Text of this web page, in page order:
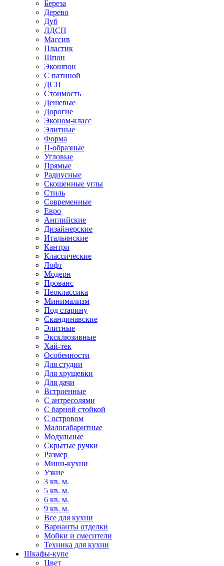
Береза
Дерево
Дуб
ЛДСП
Массив
Пластик
Шпон
Экошпон
С патиной
ДСП
Стоимость
Дешевые
Дорогие
Эконом-класс
Элитные
Форма
П-образные
Угловые
Прямые
Радиусные
Скошенные углы
Стиль
Современные
Евро
Английские
Дизайнерские
Итальянские
Кантри
Классические
Лофт
Модерн
Прованс
Неоклассика
Минимализм
Под старину
Скандинавские
Элитные
Эксклюзивные
Хай-тек
Особенности
Для студии
Для хрущевки
Для дачи
Встроенные
С антресолями
С барной стойкой
С островом
Малогабаритные
Модульные
Скрытые ручки
Размер
Мини-кухни
Узкие
3 кв. м.
5 кв. м.
6 кв. м.
9 кв. м.
Все для кухни
Варианты отделки
Мойки и смесители
Техника для кухни
Шкафы-купе
Цвет